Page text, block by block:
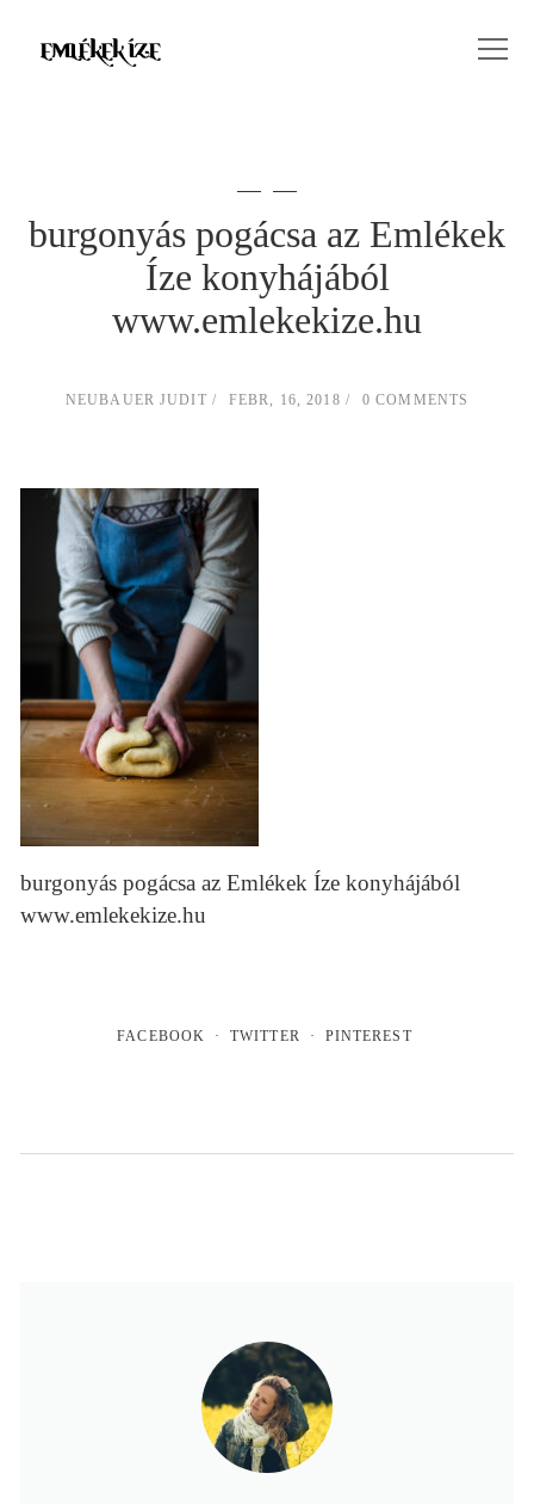
burgonyás pogácsa az Emlékek
Íze konyhájából
www.emlekekize.hu
NEUBAUER JUDIT FEBR, 16, 2018 0 COMMENTS
burgonyás pogácsa az Emlékek Íze konyhájából
www.emlekekize.hu
FACEBOOK TWITTER PINTEREST